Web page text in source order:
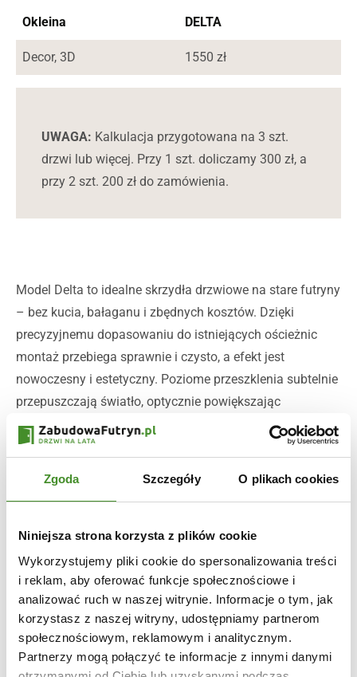
Zgoda Szczegóły O plikach cookies
Niniejsza strona korzysta z plików cookie
Wykorzystujemy pliki cookie do spersonalizowania treści
i reklam, aby oferować funkcje społecznościowe i
analizować ruch w naszej witrynie. Informacje o tym, jak
korzystasz z naszej witryny, udostępniamy partnerom
społecznościowym, reklamowym i analitycznym.
Partnerzy mogą połączyć te informacje z innymi danymi
Okleina DELTA
Decor, 3D 1550 zł
UWAGA: Kalkulacja przygotowana na 3 szt.
drzwi lub więcej. Przy 1 szt. doliczamy 300 zł, a
przy 2 szt. 200 zł do zamówienia.
Model Delta to idealne skrzydła drzwiowe na stare futryny
– bez kucia, bałaganu i zbędnych kosztów. Dzięki
precyzyjnemu dopasowaniu do istniejących ościeżnic
montaż przebiega sprawnie i czysto, a efekt jest
nowoczesny i estetyczny. Poziome przeszklenia subtelnie
przepuszczają światło, optycznie powiększając
przestrzeń, a drzwi pełne sprawdzą się wszędzie tam,
gdzie priorytetem jest prywatność – w przedpokojach,
Naturalne wzory i ponadczasowy design
orzech – pozwalają dopasować drzwi do różnych stylów
wnętrz: skandynawskiego, loftowego, nowoczesnego czy
klasycznego. Poziome przeszklone elementy dodają
lekkości i rytmu, podkreślając jednocześnie harmonijny
charakter aranżacji. Delta to propozycja dla osób